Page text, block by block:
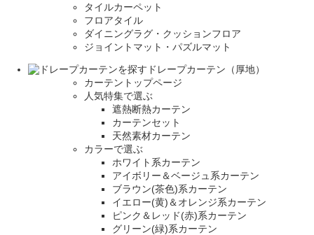
タイルカーペット
フロアタイル
ダイニングラグ・クッションフロア
ジョイントマット・パズルマット
ドレープカーテン（厚地）
カーテントップページ
人気特集で選ぶ
遮熱断熱カーテン
カーテンセット
天然素材カーテン
カラーで選ぶ
ホワイト系カーテン
アイボリー＆ベージュ系カーテン
ブラウン(茶色)系カーテン
イエロー(黄)＆オレンジ系カーテン
ピンク＆レッド(赤)系カーテン
グリーン(緑)系カーテン